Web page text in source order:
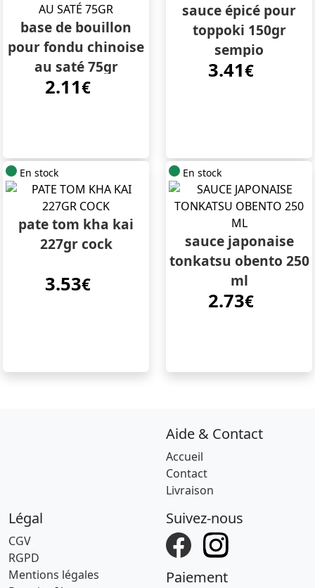
base de bouillon
pour fondu chinoise
au saté 75gr
2.11€
sauce épicé pour
toppoki 150gr
sempio
3.41€
En stock
pate tom kha kai
227gr cock
3.53€
En stock
sauce japonaise
tonkatsu obento 250
ml
2.73€
Aide & Contact
Accueil
Contact
Livraison
Légal
CGV
RGPD
Mentions légales
Suivez-nous
Paiement